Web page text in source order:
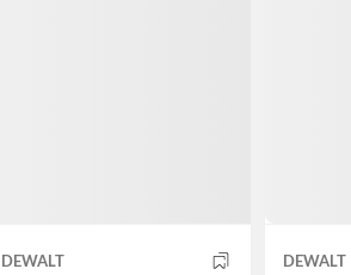
DEWALT DEWALT